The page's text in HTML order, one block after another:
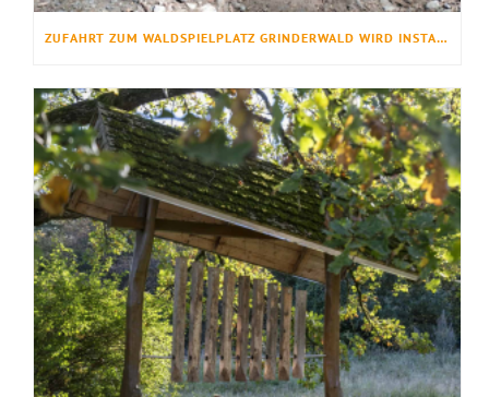
ZUFAHRT ZUM WALDSPIELPLATZ GRINDERWALD WIRD INSTANDGESETZT